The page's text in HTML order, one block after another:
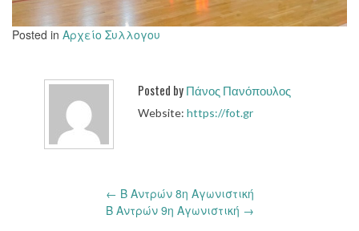
Posted in Αρχείο Συλλογου
Posted byΠάνος Πανόπουλος
Website: https://fot.gr
← Β Αντρών 8η Αγωνιστική
Β Αντρών 9η Αγωνιστική →